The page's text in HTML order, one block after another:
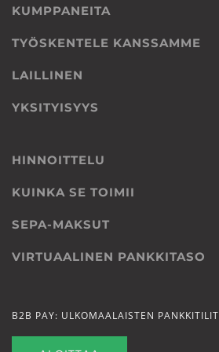
KUMPPANEITA
TYÖSKENTELE KANSSAMME
LAILLINEN
YKSITYISYYS
HINNOITTELU
KUINKA SE TOIMII
SEPA-MAKSUT
VIRTUAALINEN PANKKITASO
B2B PAY: ULKOMAALAISTEN PANKKITILIT